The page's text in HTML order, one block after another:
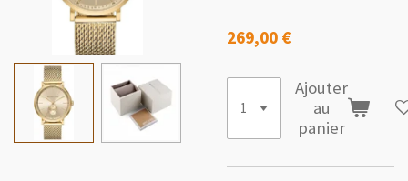
269,00 €
Ajouter
au
panier